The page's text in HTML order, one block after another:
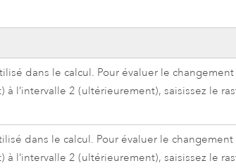
dans le calcul. Pour évaluer le changement
à l’intervalle 2 (ultérieurement), saisissez le
dans le calcul. Pour évaluer le changement
à l’intervalle 2 (ultérieurement), saisissez le